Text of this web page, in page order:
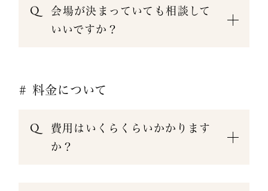
会場が決まっていても相談して
いいですか？
# 料金について
費用はいくらくらいかかります
か？